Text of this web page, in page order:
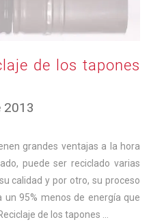
de los tapones
2013
de
2024
grandes ventajas a la hora
puede ser reciclado varias
calidad y por otro, su proceso
un 95% menos de energía que
de los tapones …